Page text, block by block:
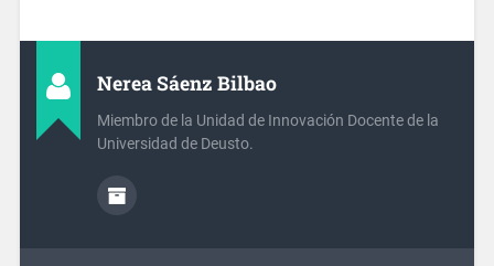
Nerea Sáenz Bilbao
Miembro de la Unidad de Innovación Docente de la
Universidad de Deusto.